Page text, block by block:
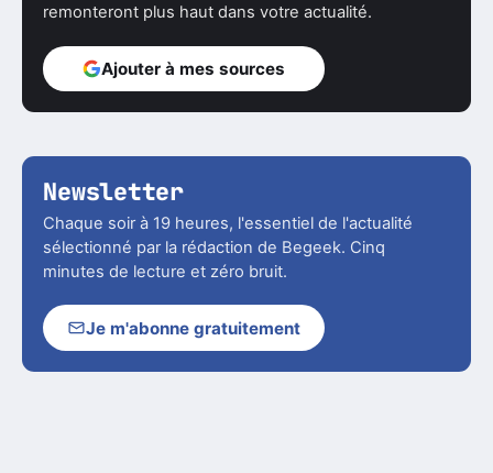
remonteront plus haut dans votre actualité.
Ajouter à mes sources
Newsletter
Chaque soir à 19 heures, l'essentiel de l'actualité
sélectionné par la rédaction de Begeek. Cinq
minutes de lecture et zéro bruit.
Je m'abonne gratuitement